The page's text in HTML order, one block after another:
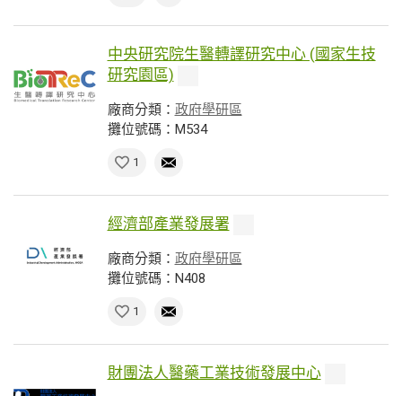
中央研究院生醫轉譯研究中心 (國家生技
研究園區)
廠商分類： 政府學研區
攤位號碼：M534
1
經濟部產業發展署
廠商分類： 政府學研區
攤位號碼：N408
1
財團法人醫藥工業技術發展中心